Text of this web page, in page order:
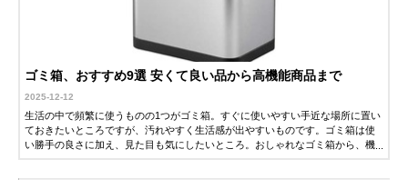
ゴミ箱、おすすめ9選 安くて良い品から高機能商品まで
2025-12-12
生活の中で頻繁に使うものの1つがゴミ箱。すぐに使いやすい手近な場所に置い
ておきたいところですが、汚れやすく生活感が出やすいものです。ゴミ箱は使
い勝手の良さに加え、見た目も気にしたいところ。おしゃれなゴミ箱から、機